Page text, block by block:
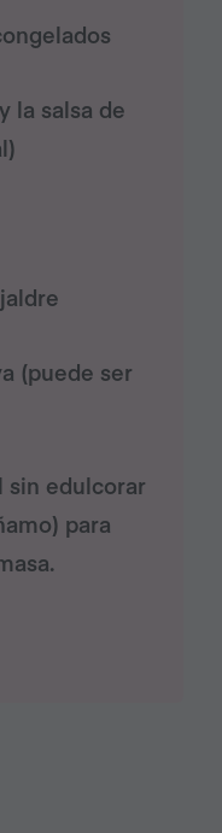
la salsa de
(puede ser
sin edulcorar
para